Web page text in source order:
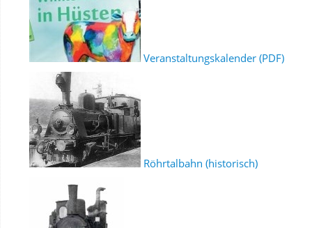
Veranstaltungskalender (PDF)
Röhrtalbahn (historisch)